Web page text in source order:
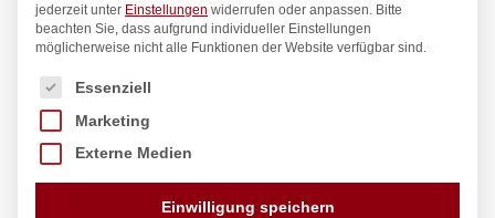
jederzeit unter Einstellungen widerrufen oder anpassen. Bitte
beachten Sie, dass aufgrund individueller Einstellungen
möglicherweise nicht alle Funktionen der Website verfügbar sind.
Es folgt eine Liste der Service-Gruppen, für die eine
Essenziell
Marketing
Externe Medien
Einwilligung speichern